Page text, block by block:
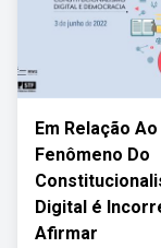
Em Relação Ao
Fenômeno Do
Digital é
Afirmar